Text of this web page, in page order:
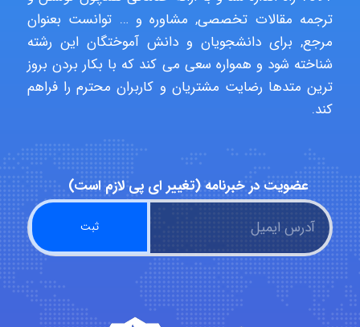
HaddadiMahsa
USER124
malekf
ترجمه مقالات تخصصی, مشاوره و … توانست بعنوان
مرجع, برای دانشجویان و دانش آموختگان این رشته
شناخته شود و همواره سعی می کند که با بکار بردن بروز
ترین متدها رضایت مشتریان و کاربران محترم را فراهم
کند.
عضویت در خبرنامه (تغییر ای پی لازم است)